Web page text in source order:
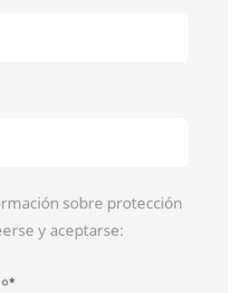
sobre protección
y aceptarse:
*